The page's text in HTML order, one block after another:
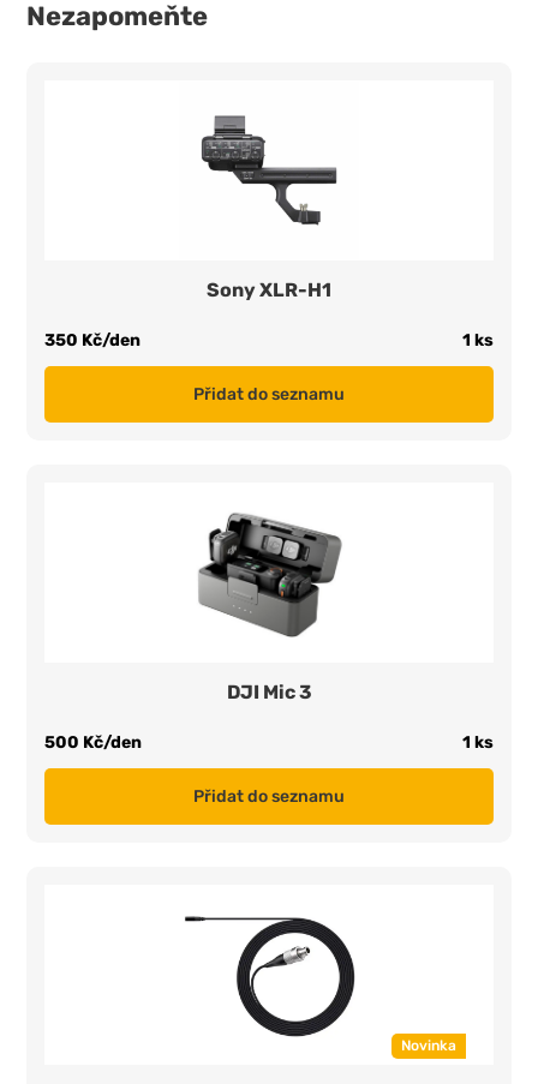
Nezapomeňte
Sony XLR-H1
350 Kč/den 1 ks
Přidat do seznamu
DJI Mic 3
500 Kč/den 1 ks
Přidat do seznamu
Novinka